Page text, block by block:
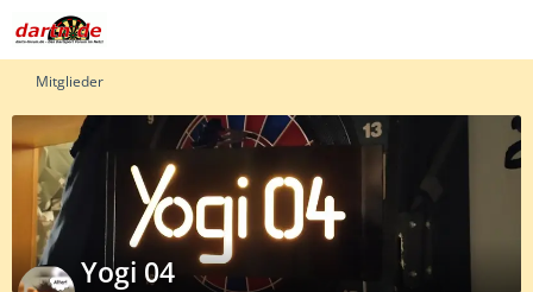
Mitglieder
Yogi 04